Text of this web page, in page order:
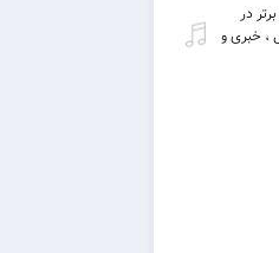
برتر در
، خبری و